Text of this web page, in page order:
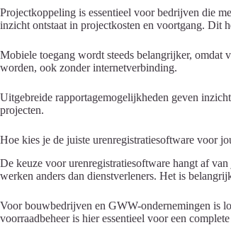
Projectkoppeling is essentieel voor bedrijven die
inzicht ontstaat in projectkosten en voortgang. Dit
Mobiele toegang wordt steeds belangrijker, omdat
worden, ook zonder internetverbinding.
Uitgebreide rapportagemogelijkheden geven
projecten.
Hoe kies je de juiste urenregistratiesoftware voor
De keuze voor urenregistratiesoftware hangt af
werken anders dan dienstverleners. Het is
Voor bouwbedrijven en GWW-ondernemingen is
voorraadbeheer is hier essentieel voor een